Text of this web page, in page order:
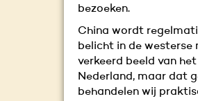
bezoeken.
China wordt
belicht in de westerse
verkeerd beeld van
Nederland, maar dat
behandelen wij